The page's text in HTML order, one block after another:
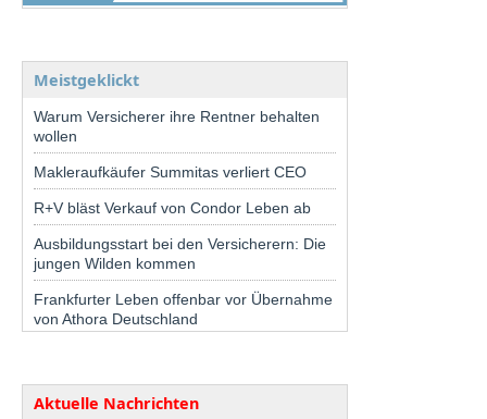
Meistgeklickt
Warum Versicherer ihre Rentner behalten
wollen
Makleraufkäufer Summitas verliert CEO
R+V bläst Verkauf von Condor Leben ab
Ausbildungsstart bei den Versicherern: Die
jungen Wilden kommen
Frankfurter Leben offenbar vor Übernahme
von Athora Deutschland
Aktuelle Nachrichten